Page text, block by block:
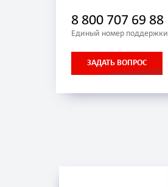
8 800 707 69 88
Единый номер поддержки
ЗАДАТЬ ВОПРОС